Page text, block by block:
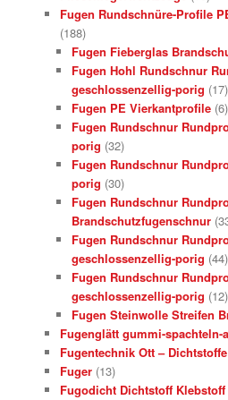
Fugen Rundschnüre-Profile
(188)
Fugen Fieberglas
Fugen Hohl Rundschnur
geschlossenzellig-porig (17)
Fugen PE Vierkantprofile (6)
Fugen Rundschnur
porig (32)
Fugen Rundschnur
porig (30)
Fugen Rundschnur
Brandschutzfugenschnur
Fugen Rundschnur
geschlossenzellig-porig (44)
Fugen Rundschnur
geschlossenzellig-porig (12)
Fugen Steinwolle Streifen
Fugenglätt gummi-spachteln-
Fugentechnik Ott –
Fuger (13)
Fugodicht Dichtstoff